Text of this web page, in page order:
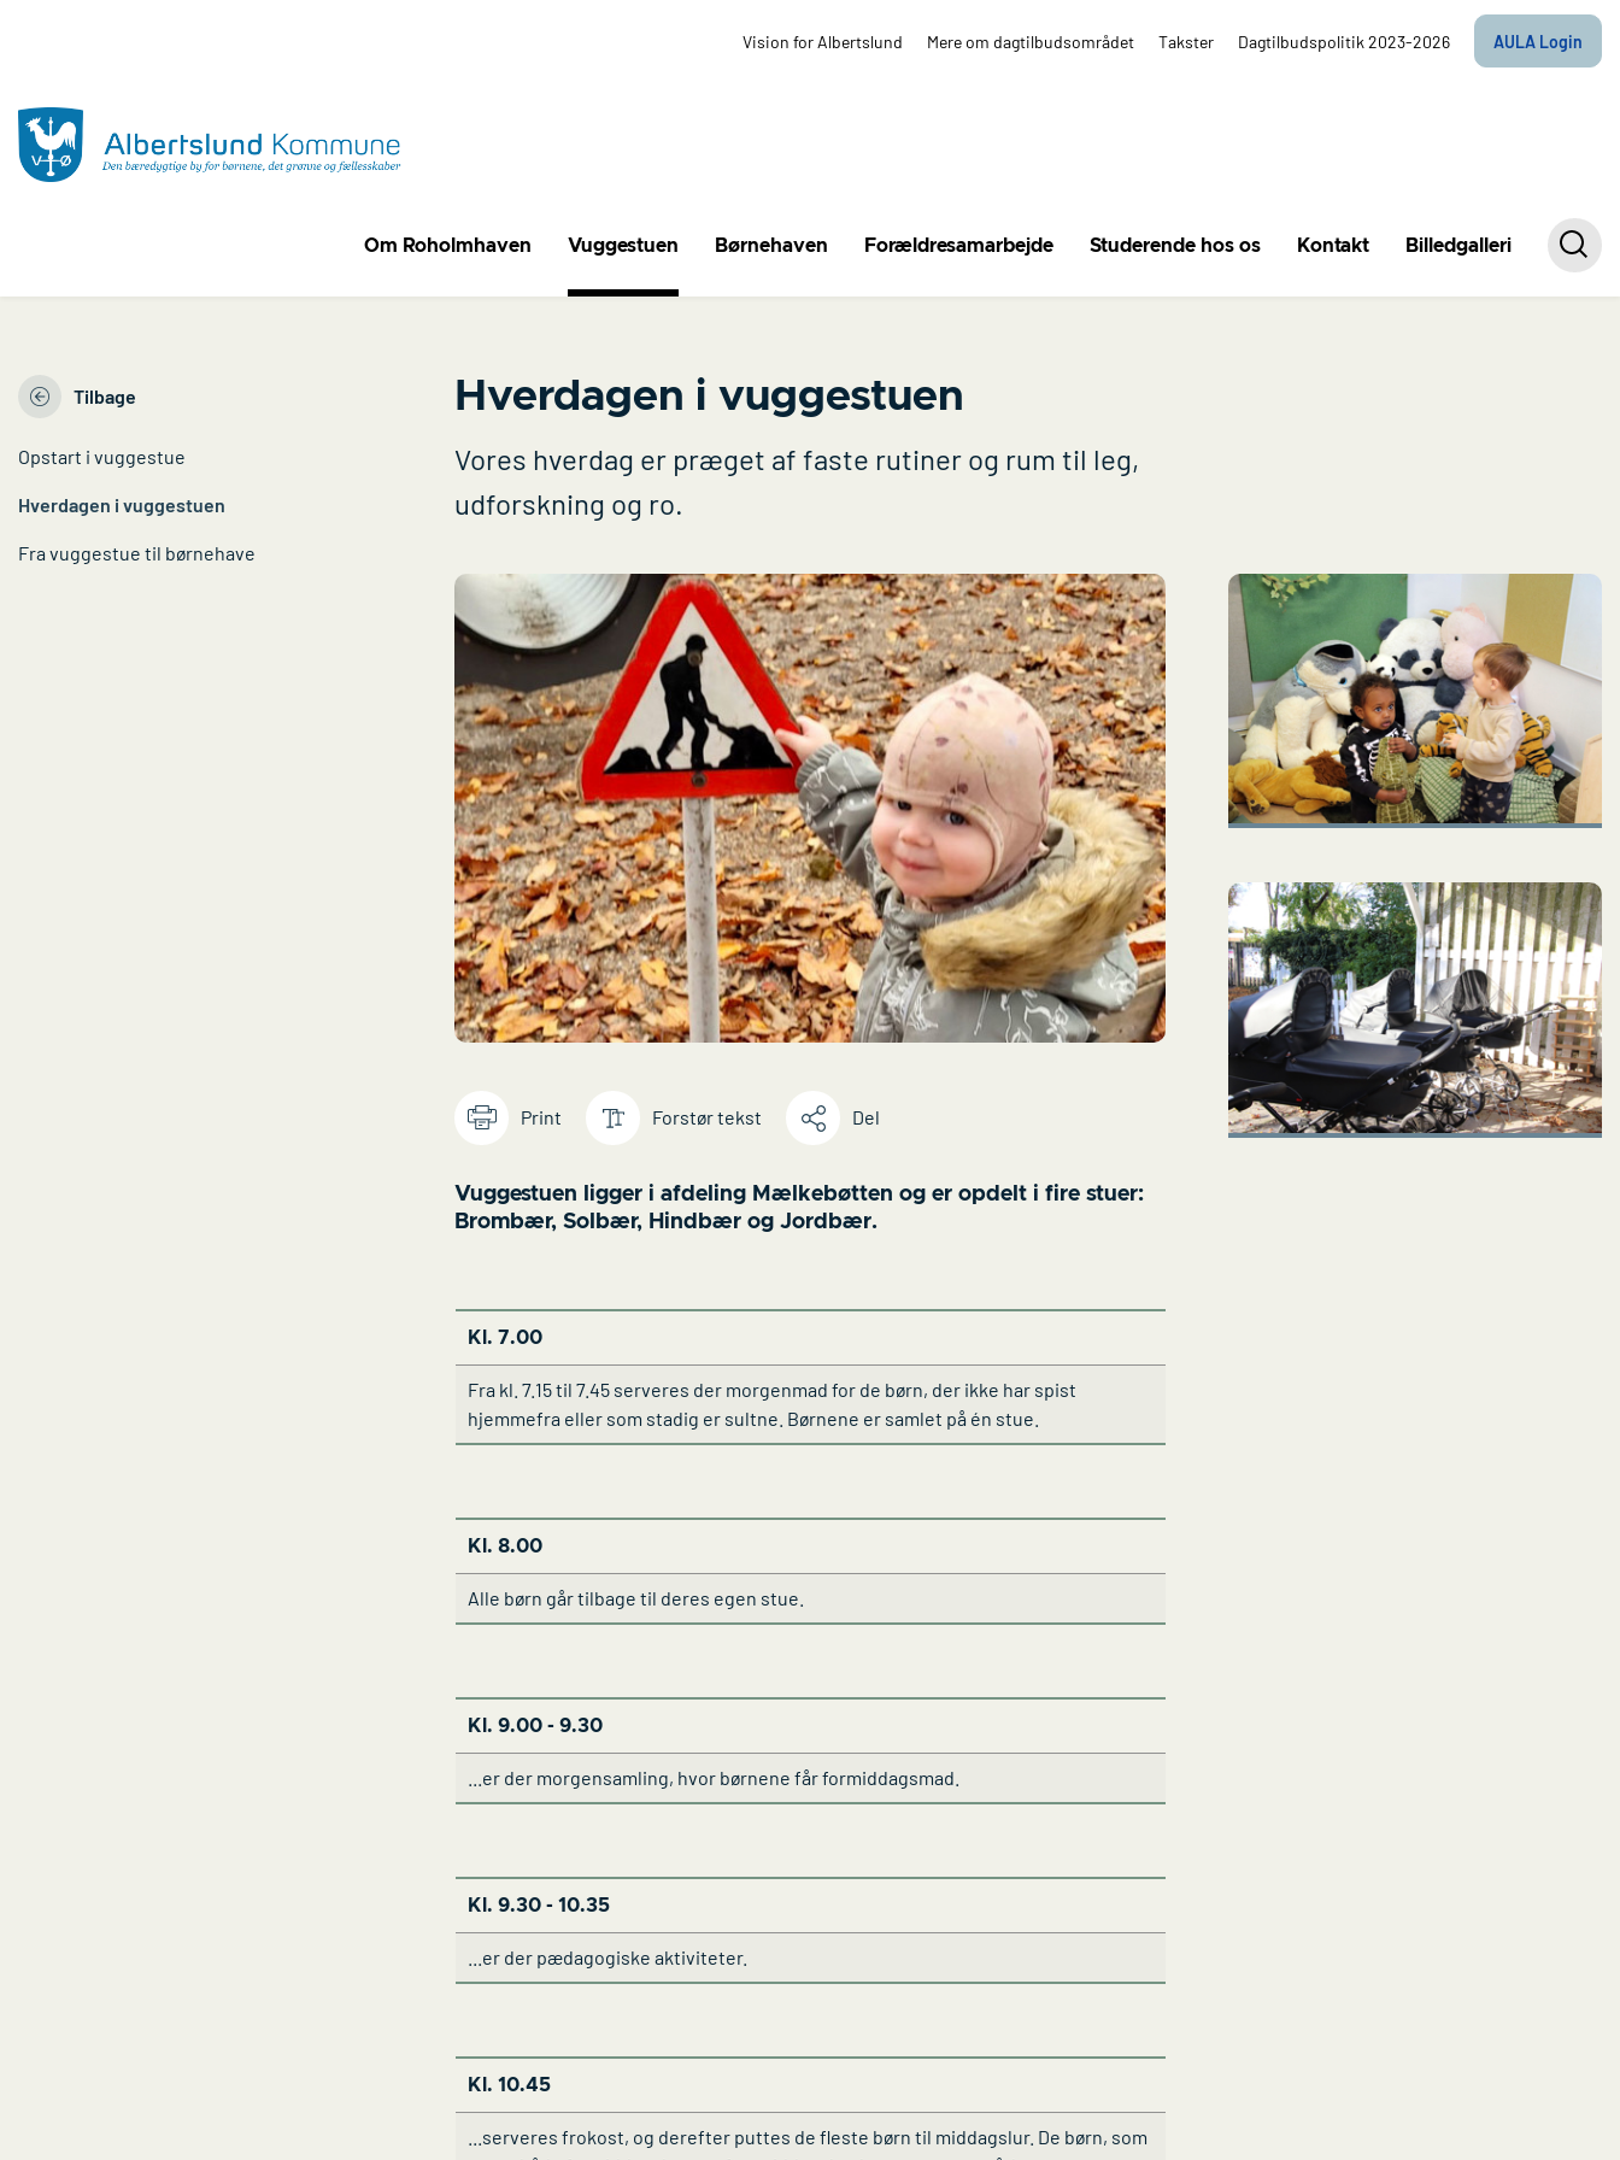
Vision for Albertslund Mere om dagtilbudsområdet Takster Dagtilbudspolitik 2023-2026 AULA Login
Om Roholmhaven Vuggestuen Børnehaven Forældresamarbejde Studerende hos os Kontakt Billedgalleri
Tilbage
Opstart i vuggestue
Hverdagen i vuggestuen
Fra vuggestue til børnehave
Hverdagen i vuggestuen
Vores hverdag er præget af faste rutiner og rum til leg,
udforskning og ro.
Print Forstør tekst Del
Vuggestuen ligger i afdeling Mælkebøtten og er opdelt i fire stuer:
Brombær, Solbær, Hindbær og Jordbær.
Kl. 7.00
Fra kl. 7.15 til 7.45 serveres der morgenmad for de børn, der ikke har spist
hjemmefra eller som stadig er sultne. Børnene er samlet på én stue.
Kl. 8.00
Alle børn går tilbage til deres egen stue.
Kl. 9.00 - 9.30
...er der morgensamling, hvor børnene får formiddagsmad.
Kl. 9.30 - 10.35
...er der pædagogiske aktiviteter.
Kl. 10.45
...serveres frokost, og derefter puttes de fleste børn til middagslur. De børn, som